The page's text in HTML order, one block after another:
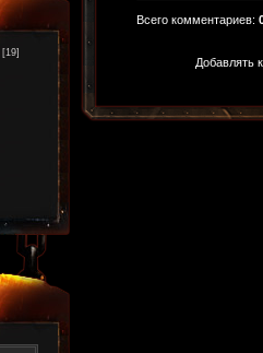
[19]
Всего комментариев:
Добавлять